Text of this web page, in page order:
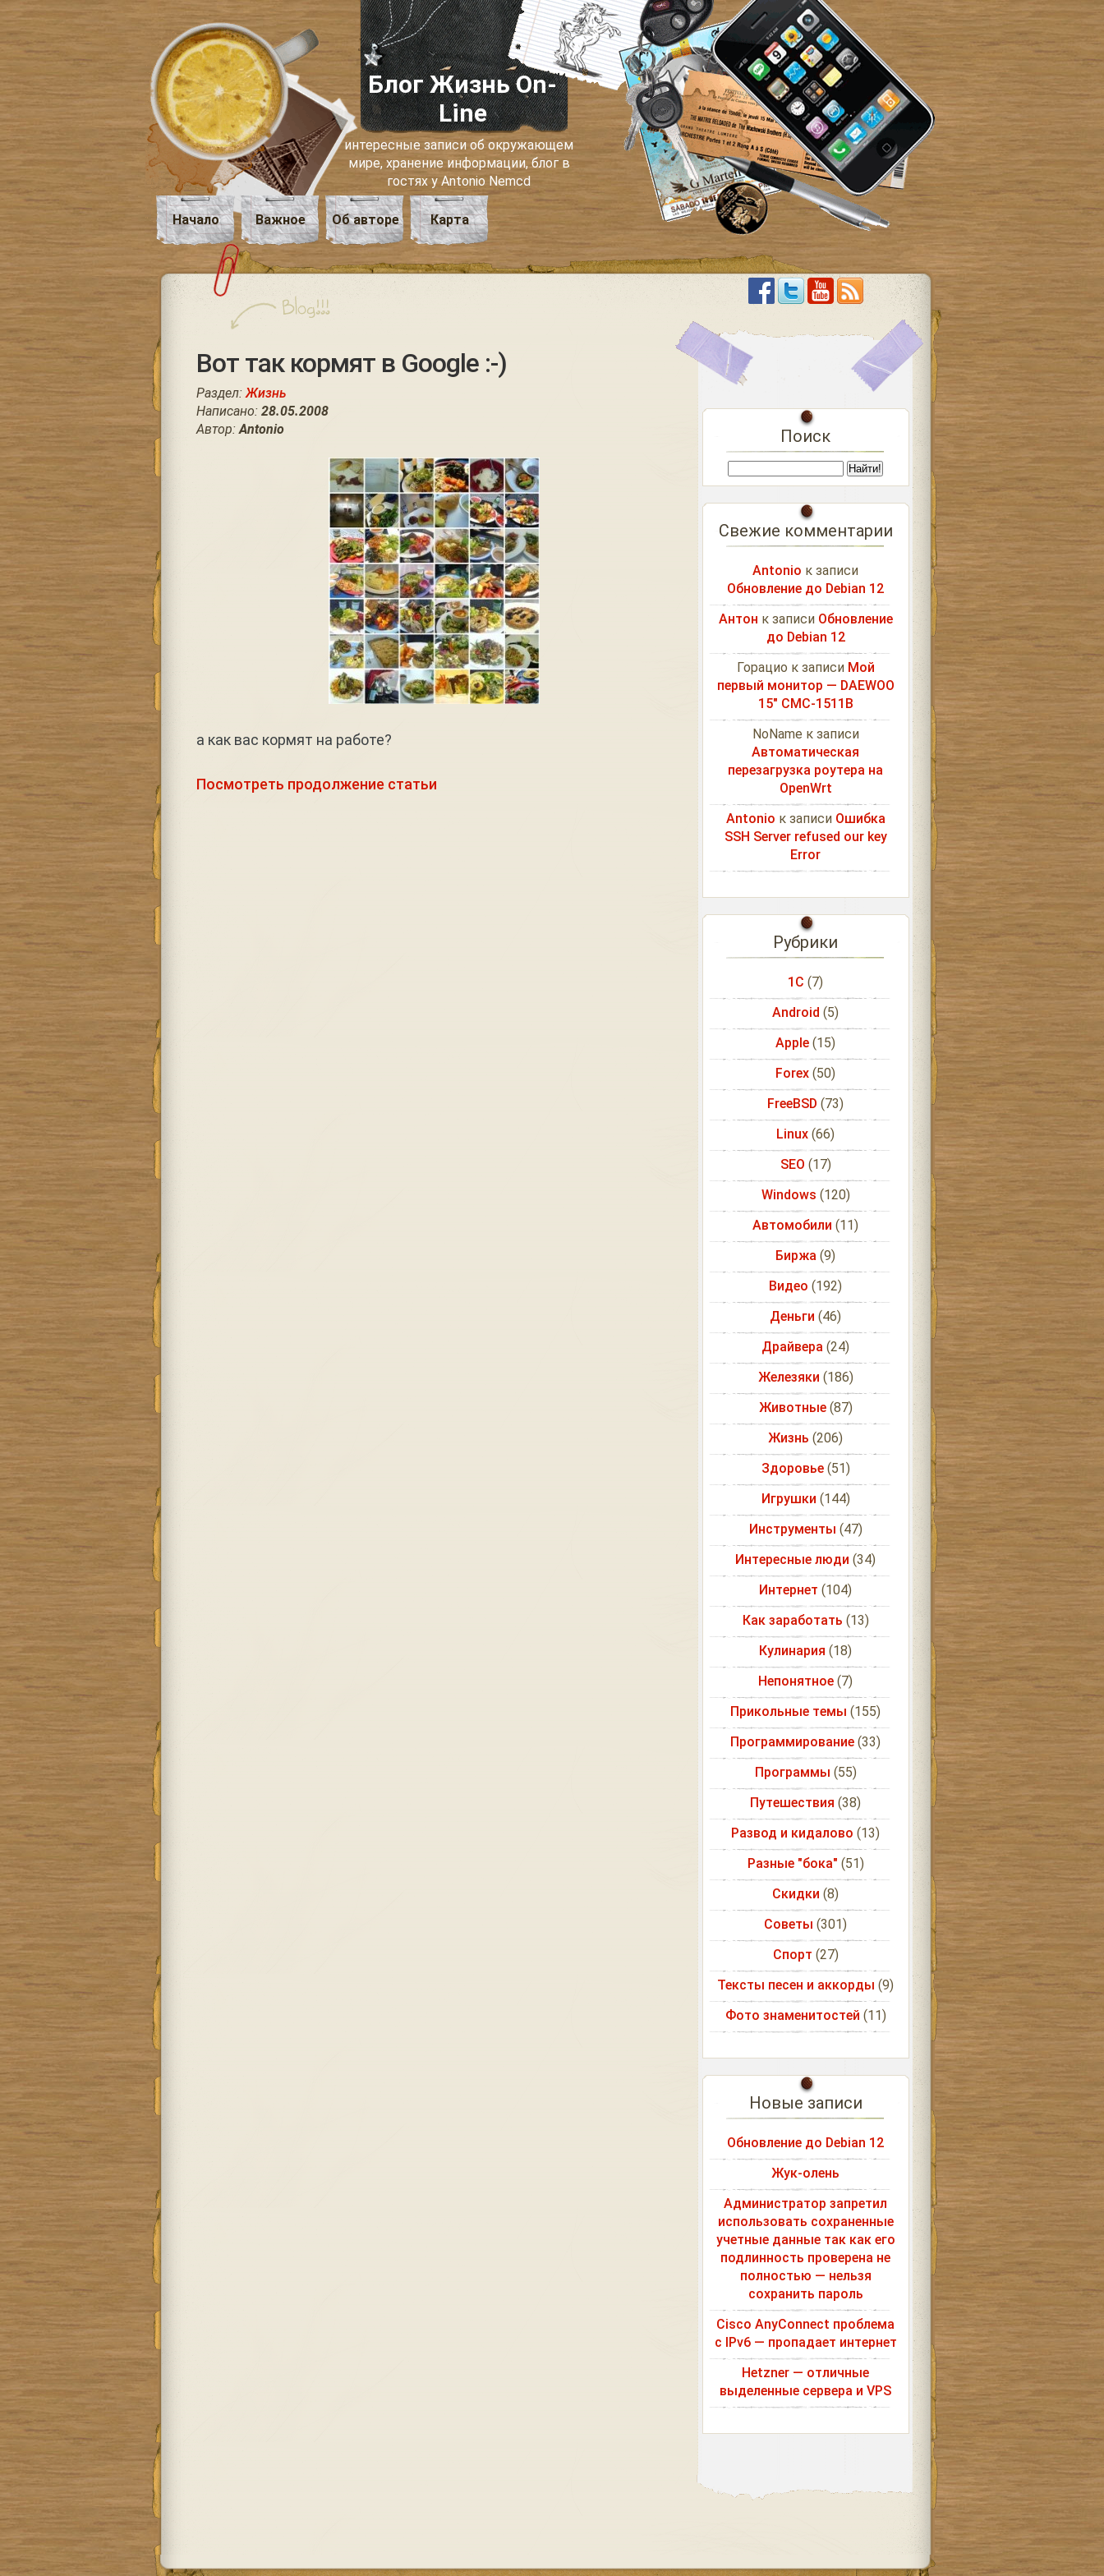
Блог Жизнь On-
Line
интересные записи об окружающем
мире, хранение информации, блог в
гостях у Antonio Nemcd
Начало Важное Об авторе Карта
Вот так кормят в Google :-)
Раздел:Жизнь
Написано: 28.05.2008
Автор:Antonio
а как вас кормят на работе?
Посмотреть продолжение статьи
Поиск
Свежие комментарии
Antonio к записи
Обновление до Debian 12
Антон к записи Обновление
до Debian 12
Горацио к записи Мой
первый монитор — DAEWOO
15″ CMC-1511B
NoName к записи
Автоматическая
перезагрузка роутера на
OpenWrt
Antonio к записи Ошибка
SSH Server refused our key
Error
Рубрики
1С (7)
Android (5)
Apple (15)
Forex (50)
FreeBSD (73)
Linux (66)
SEO (17)
Windows (120)
Автомобили (11)
Биржа (9)
Видео (192)
Деньги (46)
Драйвера (24)
Железяки (186)
Животные(87)
Жизнь (206)
Здоровье(51)
Игрушки (144)
Инструменты (47)
Интересные люди (34)
Интернет (104)
Как заработать (13)
Кулинария (18)
Непонятное (7)
Прикольные темы (155)
Программирование (33)
Программы (55)
Путешествия (38)
Развод и кидалово (13)
Разные "бока" (51)
Скидки (8)
Советы (301)
Спорт (27)
Тексты песен и аккорды (9)
Фото знаменитостей (11)
Новые записи
Обновление до Debian 12
Жук-олень
Администратор запретил
использовать сохраненные
учетные данные так как его
подлинность проверена не
полностью — нельзя
сохранить пароль
Cisco AnyConnect проблема
с IPv6 — пропадает интернет
Hetzner — отличные
выделенные сервера и VPS